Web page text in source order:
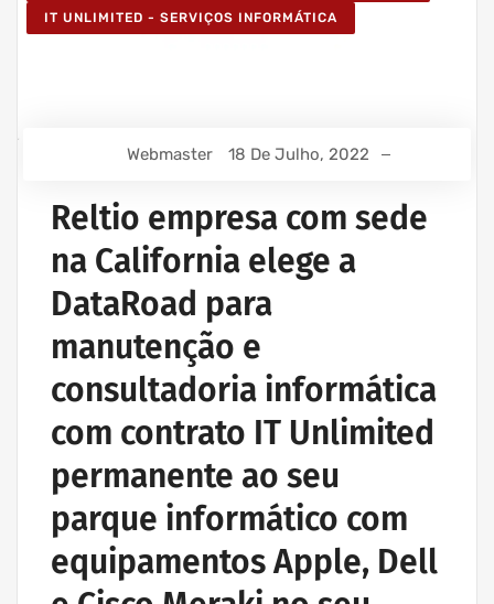
IT UNLIMITED - SERVIÇOS INFORMÁTICA
Webmaster 18 De Julho, 2022
Reltio empresa com sede
na California elege a
DataRoad para
manutenção e
consultadoria informática
com contrato IT Unlimited
permanente ao seu
parque informático com
equipamentos Apple, Dell